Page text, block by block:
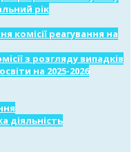
рік
комісії реагування на
з розгляду випадків
на 2025-2026
діяльність